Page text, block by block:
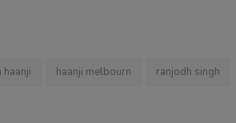
haanji haanji melbourn ranjodh singh